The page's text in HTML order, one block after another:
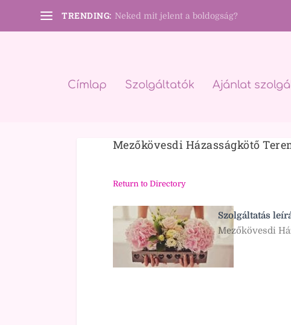
TRENDING: Neked mit jelent a boldogság?
Címlap Szolgáltatók Ajánlat
Mezőkövesdi Házasságkötő
Return to Directory
Szolgáltatás
Mezőkövesdi